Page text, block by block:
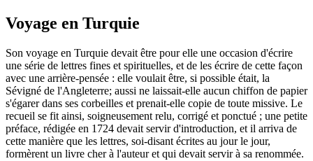
Voyage en Turquie
Son voyage en Turquie devait être pour elle une occasion d'écrire
une série de lettres fines et spirituelles, et de les écrire de cette façon
avec une arrière-pensée : elle voulait être, si possible était, la
Sévigné de l'Angleterre; aussi ne laissait-elle aucun chiffon de papier
s'égarer dans ses corbeilles et prenait-elle copie de toute missive. Le
recueil se fit ainsi, soigneusement relu, corrigé et ponctué ; une petite
préface, rédigée en 1724 devait servir d'introduction, et il arriva de
cette manière que les lettres, soi-disant écrites au jour le jour,
formèrent un livre cher à l'auteur et qui devait servir à sa renommée.